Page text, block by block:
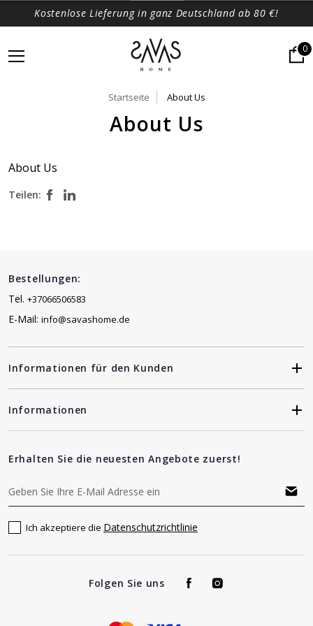
Kostenlose Lieferung in ganz Deutschland ab 80 €!
0
Startseite About Us
About Us
About Us
Teilen:
Bestellungen:
Tel. +37066506583
E-Mail: info@savashome.de
Informationen für den Kunden
Informationen
Erhalten Sie die neuesten Angebote zuerst!
Ich akzeptiere die Datenschutzrichtlinie
Folgen Sie uns